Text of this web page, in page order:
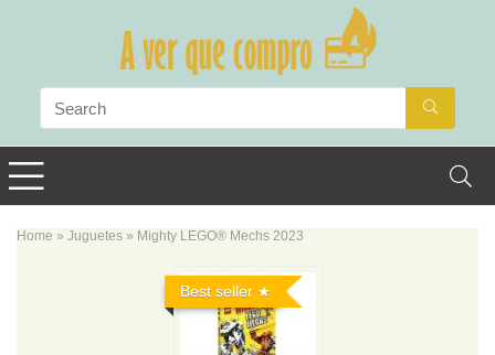
Home » Juguetes » Mighty LEGO® Mechs 2023
Best seller